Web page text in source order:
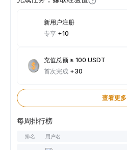
新用户注册
专享 +10
充值总额 ≥ 100 USDT
首次完成 +30
查看更多
每周排行榜
排名 用户名